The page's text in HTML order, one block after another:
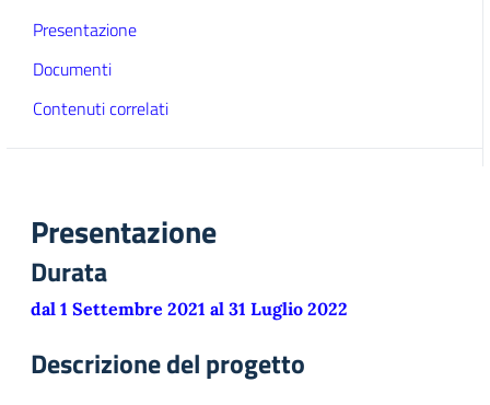
Presentazione
Documenti
Contenuti correlati
Presentazione
Durata
dal 1 Settembre 2021 al 31 Luglio 2022
Descrizione del progetto